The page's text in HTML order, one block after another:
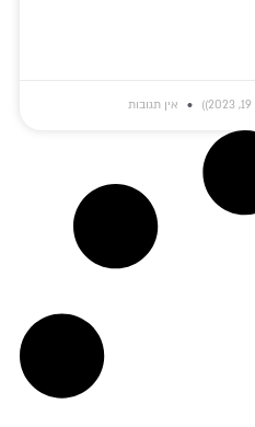
אין תגובות